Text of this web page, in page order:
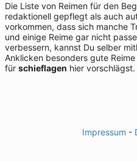
Die Liste von Reimen für den
redaktionell gepflegt als auch
vorkommen, dass sich manche
und einige Reime gar nicht
verbessern, kannst Du selber
Anklicken besonders gute
für schieflagen hier vorschlägst.
Impressum -